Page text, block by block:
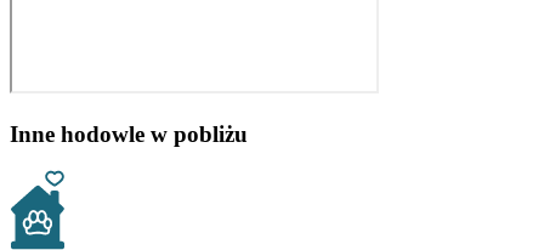
Inne hodowle w pobliżu